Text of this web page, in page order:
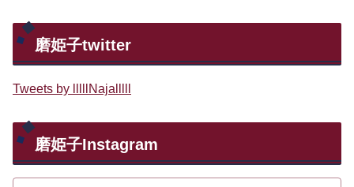
磨姫子twitter
Tweets by lllllNajalllll
磨姫子Instagram